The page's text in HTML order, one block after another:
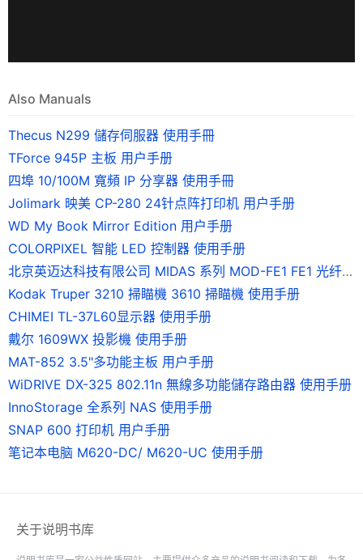
Also Manuals
Thecus N299 儲存伺服器 使用手冊
TForce 945P 主板 用户手册
四埠 10/100M 寬頻 IP 分享器 使用手冊
Jolimark 映美 CP-280 24针点阵打印机 用户手册
WD My Book Mirror Edition 用户手册
COLORPIXEL 智能 LED 控制器 使用手册
北京英迈达科技有限公司 MIDAS 系列 MOD-FE1 FE1 光纤调制解调器 说明书
Kodak Truper 3210 掃瞄機 3610 掃瞄機 使用手册
CHIMEI TL-37L60显示器 使用手册
戴尔 1609WX 投影機 使用手册
MAT-852 3.5"多功能主板 用户手册
WiDRIVE DX-325 802.11n 無線多功能儲存路由器 使用手册
InnoStorage 全系列 NAS 使用手册
SNAP 600 打印机 用户手册
笔记本电脑 M620-DC/ M620-UC 使用手册
关于说明书库